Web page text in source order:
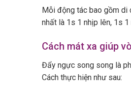
Mỗi động tác bao gồm di
nhất là 1s 1 nhịp lên, 1s 1
Cách mát xa giúp
Đẩy ngực song song là
Cách thực hiện như sau: